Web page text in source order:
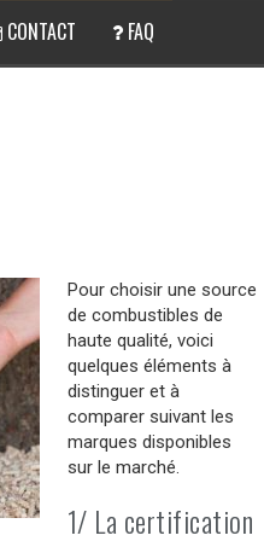
CONTACT FAQ
Pour choisir une source
de combustibles de
haute qualité, voici
quelques éléments à
distinguer et à
comparer suivant les
marques disponibles
sur le marché.
1/ La certification